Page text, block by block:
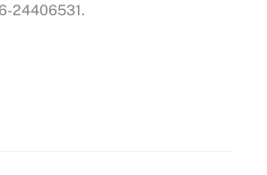
24406531.